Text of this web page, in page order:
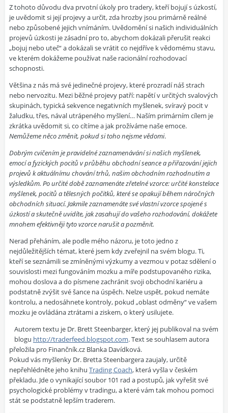
Z tohoto důvodu dva prvotní úkoly pro tradery, kteří bojují s úzkostí,
je uvědomit si její projevy a určit, zda hrozby jsou primárně reálné
nebo způsobené jejich vnímáním. Uvědomění si našich individuálních
projevů úzkosti je zásadní pro to, abychom dokázali přerušit reakci
„bojuj nebo uteč“ a dokázali se vrátit co nejdříve k vědomému stavu,
ve kterém dokážeme používat naše racionální rozhodovací
schopnosti.
Většina z nás má své jedinečné projevy, které prozradí náš strach
nebo nervozitu. Mezi běžné projevy patří: napětí v určitých svalových
skupinách, typická sekvence negativních myšlenek, svíravý pocit v
žaludku, třes, nával utrápeného myšlení… Naším primárním cílem je
zkrátka uvědomit si, co cítíme a jak prožíváme naše emoce.
Nemůžeme něco změnit, pokud si toho nejsme vědomi.
Dobrým cvičením je pravidelné zaznamenávání si našich myšlenek,
emocí a fyzických pocitů v průběhu obchodní seance a přiřazování jejich
projevů k aktuálnímu chování trhů, našim obchodním rozhodnutím a
výsledkům. Po určité době zaznamenáte zřetelné vzorce: určité konstelace
myšlenek, pocitů a tělesných počitků, které se opakují během náročných
obchodních situací. Jakmile zaznamenáte své vlastní vzorce spojené s
úzkostí a skutečně uvidíte, jak zasahují do vašeho rozhodování, dokážete
mnohem efektivněji tyto vzorce narušit a pozměnit.
Nerad přeháním, ale podle mého názoru, je toto jedno z
nejdůležitějších témat, které jsem kdy zveřejnil na svém blogu. Ti,
kteří se seznámili se zmíněnými výzkumy a vezmou v potaz sdělení o
souvislosti mezi fungováním mozku a míře podstupovaného rizika,
mohou doslova a do písmene zachránit svoji obchodní kariéru a
podstatně zvýšit své šance na úspěch. Nelze uspět, pokud nemáte
kontrolu, a nedosáhnete kontroly, pokud „oblast odměny“ ve vašem
mozku je ovládána ztrátami a ziskem, o který usilujete.
Autorem textu je Dr. Brett Steenbarger, který jej publikoval na svém
blogu http://traderfeed.blogspot.com. Text se souhlasem autora
přeložila pro Finančník.cz Blanka Davídková.
Pokud vás myšlenky Dr. Bretta Steenbargera zaujaly, určitě
nepřehlédněte jeho knihu Trading Coach, která vyšla v českém
překladu. Jde o vynikající soubor 101 rad a postupů, jak vyřešit své
psychologické problémy v tradingu, a které vám tak mohou pomoci
stát se podstatně lepším traderem.